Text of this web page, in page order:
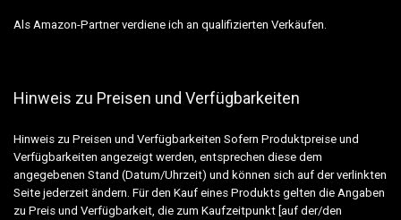
Als Amazon-Partner verdiene ich an qualifizierten Verkäufen.
Hinweis zu Preisen und Verfügbarkeiten
Hinweis zu Preisen und Verfügbarkeiten Sofern Produktpreise und
Verfügbarkeiten angezeigt werden, entsprechen diese dem
angegebenen Stand (Datum/Uhrzeit) und können sich auf der verlinkten
Seite jederzeit ändern. Für den Kauf eines Produkts gelten die Angaben
zu Preis und Verfügbarkeit, die zum Kaufzeitpunkt [auf der/den